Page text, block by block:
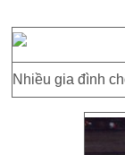
Nhiều gia đình